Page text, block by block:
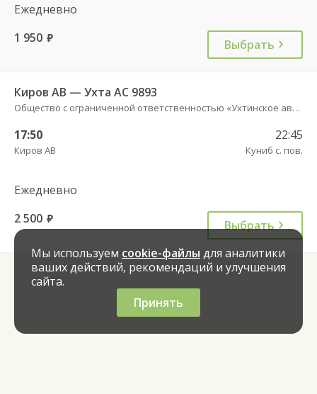
Ежедневно
1 950 руб. Выбрать
Киров АВ — Ухта АС 9893
Общество с ограниченной ответственностью «Ухтинское автотранспортное предприятие»
17:50
Киров АВ
22:45
Куниб с. пов.
Ежедневно
2 500 руб.
Выбрать
Мы используем cookie-файлы для аналитики
ваших действий, рекомендаций и улучшения
сайта.
Принять